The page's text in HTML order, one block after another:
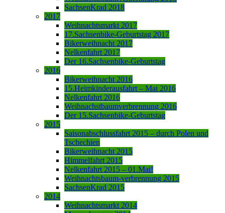
SachsenKrad 2018
2017
Weihnachtsmarkt 2017
17.Sachsenbike-Geburtstag 2017
Bikerweihnacht 2017
Nelkenfahrt 2017
Der 16.Sachsenbike-Geburtstag
2016
Bikerweihnacht 2016
15.Heimkinderausfahrt – Mai 2016
Nelkenfahrt 2016
Weihnachstbaumverbrennung 2016
Der 15.Sachsenbike-Geburtstag
2015
Saisonabschlussfahrt 2015 – durch Polen und
Tschechien
Bikerweihnacht 2015
Himmelfahrt 2015
Nelkenfahrt 2015 – 01.Mai!
Weihnachtsbaum-verbrennung 2015
SachsenKrad 2015
2014
Weihnachtsmarkt 2014